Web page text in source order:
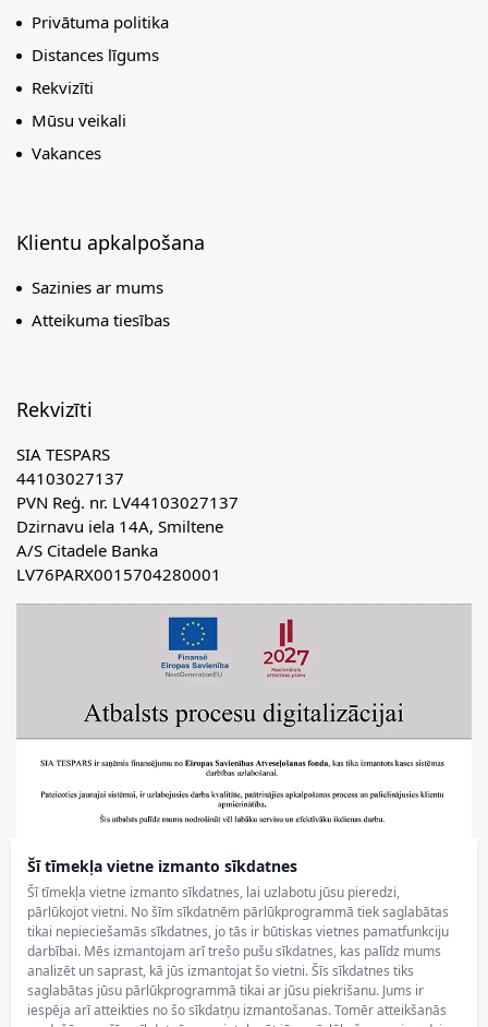
Šī tīmekļa vietne izmanto sīkdatnes
Šī tīmekļa vietne izmanto sīkdatnes, lai uzlabotu jūsu pieredzi,
pārlūkojot vietni. No šīm sīkdatnēm pārlūkprogrammā tiek saglabātas
tikai nepieciešamās sīkdatnes, jo tās ir būtiskas vietnes pamatfunkciju
darbībai. Mēs izmantojam arī trešo pušu sīkdatnes, kas palīdz mums
analizēt un saprast, kā jūs izmantojat šo vietni. Šīs sīkdatnes tiks
saglabātas jūsu pārlūkprogrammā tikai ar jūsu piekrišanu. Jums ir
iespēja arī atteikties no šo sīkdatņu izmantošanas. Tomēr atteikšanās
Privātuma politika
Distances līgums
Rekvizīti
Mūsu veikali
Vakances
Klientu apkalpošana
Sazinies ar mums
Atteikuma tiesības
Rekvizīti
SIA TESPARS
44103027137
PVN Reģ. nr. LV44103027137
Dzirnavu iela 14A, Smiltene
A/S Citadele Banka
LV76PARX0015704280001